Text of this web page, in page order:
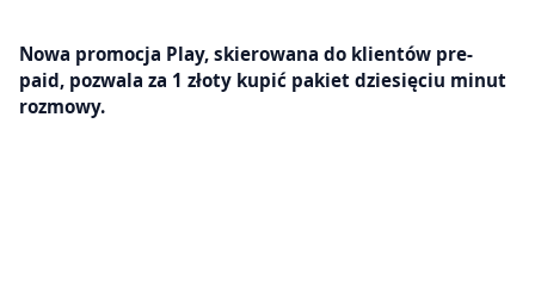
Nowa promocja Play, skierowana do klientów pre-
paid, pozwala za 1 złoty kupić pakiet dziesięciu minut
rozmowy.